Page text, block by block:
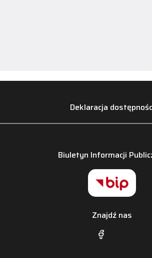
Deklaracja
Biuletyn Informacji
Znajdź nas